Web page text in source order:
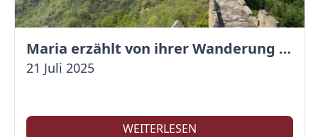
Maria erzählt von ihrer Wanderung auf der Großen Mauer
21 Juli 2025
WEITERLESEN